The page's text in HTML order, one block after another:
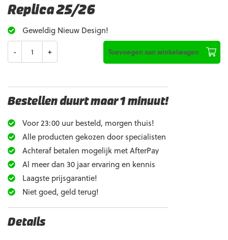
Replica 25/26
Geweldig Nieuw Design!
Toevoegen aan winkelwagen
Bestellen duurt maar 1 minuut!
Voor 23:00 uur besteld, morgen thuis!
Alle producten gekozen door specialisten
Achteraf betalen mogelijk met AfterPay
Al meer dan 30 jaar ervaring en kennis
Laagste prijsgarantie!
Niet goed, geld terug!
Details